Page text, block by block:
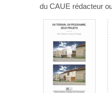
du CAUE rédacteur